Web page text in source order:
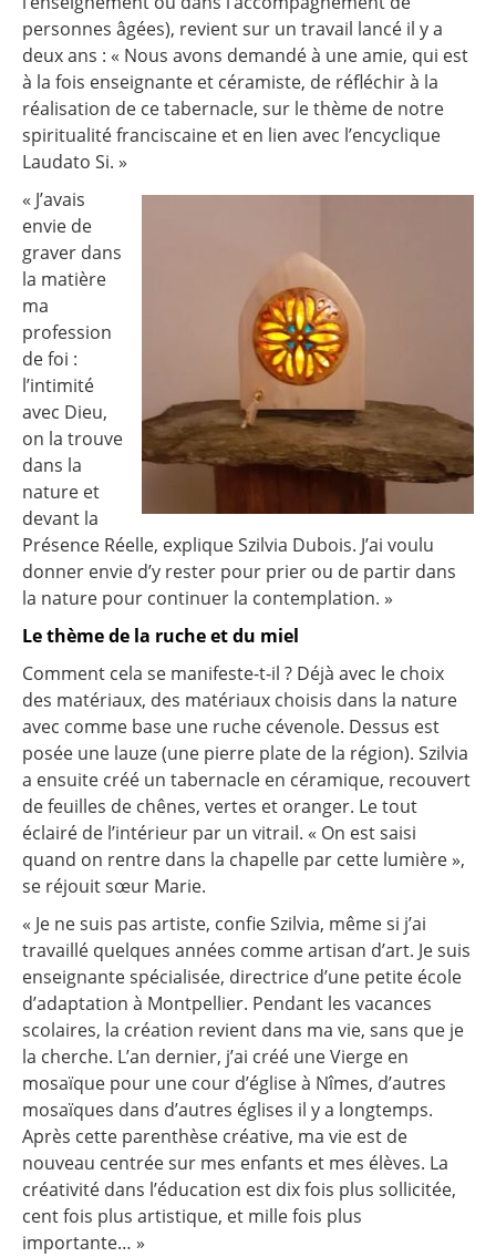
personnes âgées), revient sur un travail lancé il y a
deux ans : « Nous avons demandé à une amie, qui est
à la fois enseignante et céramiste, de réfléchir à la
réalisation de ce tabernacle, sur le thème de notre
spiritualité franciscaine et en lien avec l’encyclique
Laudato Si. »
« J’avais
envie de
graver dans
la matière
ma
profession
de foi :
l’intimité
avec Dieu,
on la trouve
dans la
nature et
devant la
Présence Réelle, explique Szilvia Dubois. J’ai voulu
donner envie d’y rester pour prier ou de partir dans
la nature pour continuer la contemplation. »
Le thème de la ruche et du miel
Comment cela se manifeste-t-il ? Déjà avec le choix
des matériaux, des matériaux choisis dans la nature
avec comme base une ruche cévenole. Dessus est
posée une lauze (une pierre plate de la région). Szilvia
a ensuite créé un tabernacle en céramique, recouvert
de feuilles de chênes, vertes et oranger. Le tout
éclairé de l’intérieur par un vitrail. « On est saisi
quand on rentre dans la chapelle par cette lumière »,
se réjouit sœur Marie.
« Je ne suis pas artiste, confie Szilvia, même si j’ai
travaillé quelques années comme artisan d’art. Je suis
enseignante spécialisée, directrice d’une petite école
d’adaptation à Montpellier. Pendant les vacances
scolaires, la création revient dans ma vie, sans que je
la cherche. L’an dernier, j’ai créé une Vierge en
mosaïque pour une cour d’église à Nîmes, d’autres
mosaïques dans d’autres églises il y a longtemps.
Après cette parenthèse créative, ma vie est de
nouveau centrée sur mes enfants et mes élèves. La
créativité dans l’éducation est dix fois plus sollicitée,
cent fois plus artistique, et mille fois plus
importante… »